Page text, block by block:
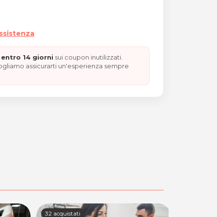
14 giorni sui coupon inutilizzati.
assicurarti un'esperienza sempre
32 acquistati